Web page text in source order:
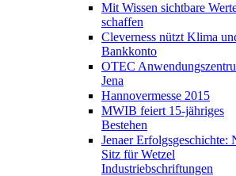
Mit Wissen sichtbare
schaffen
Cleverness nützt Klima
Bankkonto
OTEC
Jena
Hannovermesse 2015
MWIB feiert 15-jähriges
Bestehen
Jenaer Erfolgsgeschichte:
Sitz für Wetzel
Industriebschriftungen